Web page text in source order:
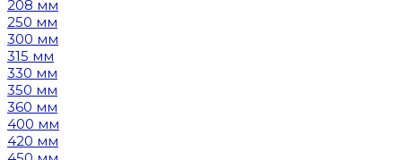
208 мм
250 мм
300 мм
315 мм
330 мм
350 мм
360 мм
400 мм
420 мм